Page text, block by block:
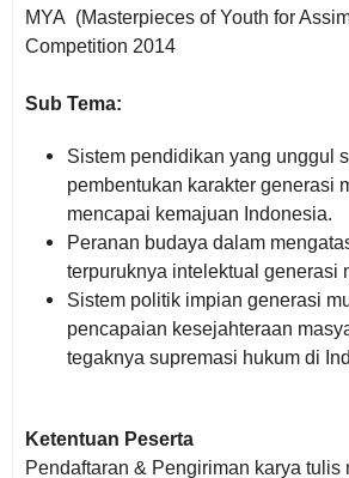
MYA (Masterpieces of Youth for
Competition 2014
Sub Tema:
Sistem pendidikan yang unggul
pembentukan karakter generasi
mencapai kemajuan Indonesia.
Peranan budaya dalam
terpuruknya intelektual generasi
Sistem politik impian generasi
pencapaian kesejahteraan
tegaknya supremasi hukum di
Ketentuan Peserta
Pendaftaran & Pengiriman karya tulis